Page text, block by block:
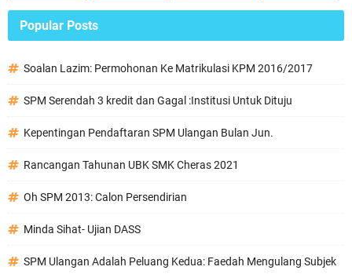
Popular Posts
Soalan Lazim: Permohonan Ke Matrikulasi KPM 2016/2017
SPM Serendah 3 kredit dan Gagal :Institusi Untuk Dituju
Kepentingan Pendaftaran SPM Ulangan Bulan Jun.
Rancangan Tahunan UBK SMK Cheras 2021
Oh SPM 2013: Calon Persendirian
Minda Sihat- Ujian DASS
SPM Ulangan Adalah Peluang Kedua: Faedah Mengulang Subjek